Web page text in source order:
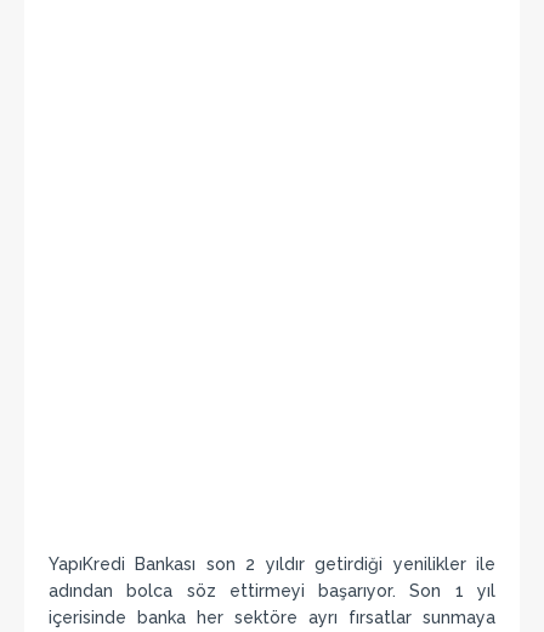
YapıKredi Bankası son 2 yıldır getirdiği yenilikler ile
adından bolca söz ettirmeyi başarıyor. Son 1 yıl
içerisinde banka her sektöre ayrı fırsatlar sunmaya